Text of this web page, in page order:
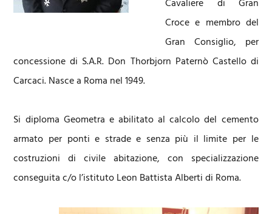
Cavaliere di Gran
Croce e membro del
Gran Consiglio, per
concessione di S.A.R. Don Thorbjorn Paternò Castello di
Carcaci. Nasce a Roma nel 1949.
Si diploma Geometra e abilitato al calcolo del cemento
armato per ponti e strade e senza più il limite per le
costruzioni di civile abitazione, con specializzazione
conseguita c/o l’istituto Leon Battista Alberti di Roma.